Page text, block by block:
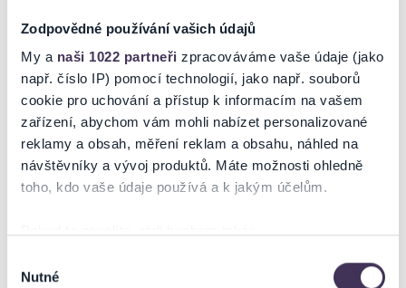
Zodpovědné používání vašich údajů
My a naši 1022 partneři zpracováváme vaše údaje (jako
např. číslo IP) pomocí technologií, jako např. souborů
cookie pro uchování a přístup k informacím na vašem
zařízení, abychom vám mohli nabízet personalizované
reklamy a obsah, měření reklam a obsahu, náhled na
návštěvníky a vývoj produktů. Máte možnosti ohledně
toho, kdo vaše údaje používá a k jakým účelům.
které mohou být přesné na několik metrů
souhlasu
Nutné
CA GLOBUS
Havlíčkovo náměstí 169
Havlíčkův Brod
Kraj Vysočina
420 569 426 649
ckglobus@ckglobus.cz
Otevírací doba: